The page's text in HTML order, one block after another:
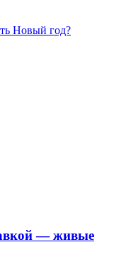
Новый год?
— живые